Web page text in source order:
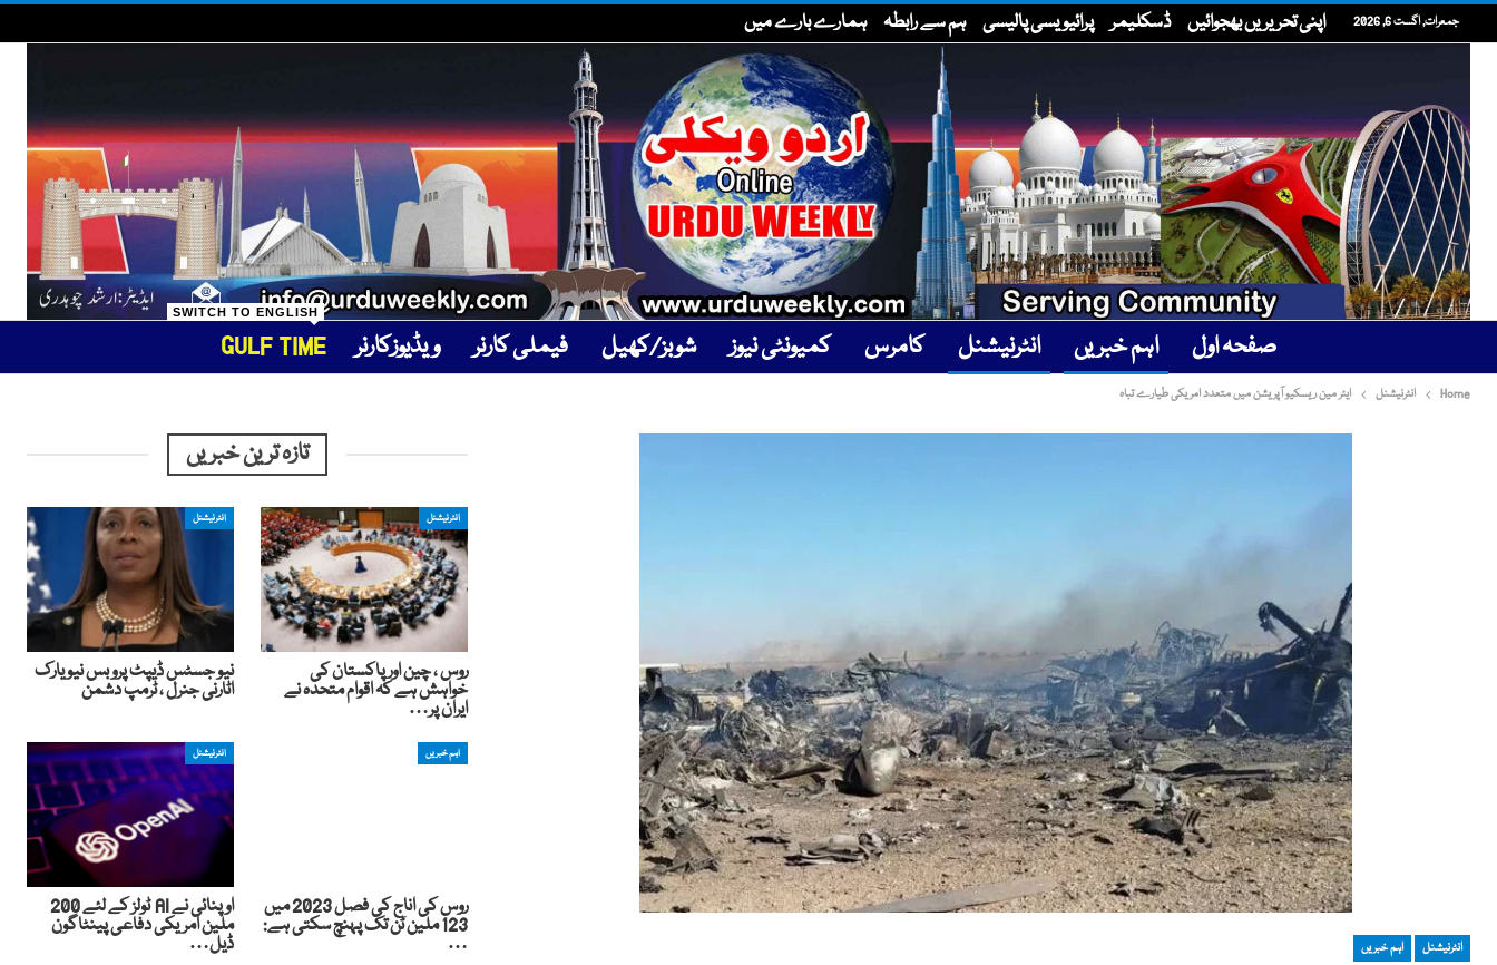
جمعرات, اگست 6, 2026 اپنی تحریریں بھجوائیں ڈسکلیمر پرائیویسی پالیسی ہم سے رابطہ ہمارے بارے میں
صفحہ اول اہم خبریں انٹرنیشنل کامرس کمیونٹی نیوز شوبز/کھیل فیملی کارنر ویڈیوزکارنر GULF TIME
SWITCH TO ENGLISH
Home انٹرنیشنل ایئر مین ریسکیو آپریشن میں متعدد امریکی طیارے تباہ
انٹرنیشنل اہم خبریں
تازہ ترین خبریں
انٹرنیشنل
روس ، چین اور پاکستان کی
خواہش ہے کہ اقوام متحدہ نے
ایران پر…
انٹرنیشنل
نیو جسٹس ڈیپٹ پروبس نیو یارک
اٹارنی جنرل ، ٹرمپ دشمن
اہم خبریں
روس کی اناج کی فصل 2023 میں
123 ملین ٹن تک پہنچ سکتی ہے:
…
انٹرنیشنل
اوپنائی نے AI ٹولز کے لئے 200
ملین امریکی دفاعی پینٹاگون
ڈیل…